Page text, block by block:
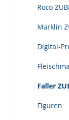
Roco
Märklin
Digital-
Faller
Figuren